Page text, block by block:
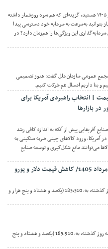
اگر به دنبال بهترین سرمایه گذاری با سود روزانه در ۱۴۰۵ هستید، گزینه‌ای که هم سود روزشمار داشته
بتوانید به‌سرعت به سرمایه خود دسترسی پیدا
این ویژگی‌ها را هم‌زمان دارد؟ در
عمومی سازمان ملل گفت: هنوز تصمیمی
و بنا داریم امسال هم شرکت کنیم.
| انتخاب راهبردی آمریکا برای
بازارها
آفریقایی پیش از آنکه به اندازه کافی رشد
آمریکا، ورود کالاهای چینی ضربه سنگینی به
می‌توانند مانع شکل‌گیری و توسعه صنایع
اقتصادنیوز: قیمت دلار امروز با کاهش نسبت به روز گذشته، به، 185,510 (یکصد و هشتاد و پنج هزار و
اقتصادنیوز: قیمت دلار آزاد امروز با کاهش نسبت به روز گذشته، به، 185,910 (یکصد و هشتاد و پنج